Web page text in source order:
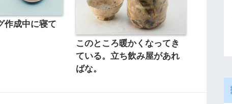
作成中に寝て
このところ暖かくなってき
ている。立ち飲み屋があれ
ばな。